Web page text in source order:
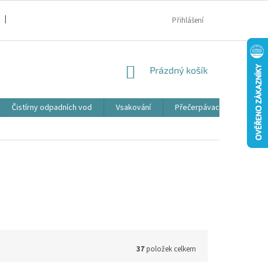
Přihlášení
NÁKUPNÍ
Prázdný košík
Čistírny odpadních vod Vsakování Přečerpávací jímky
37položek celkem